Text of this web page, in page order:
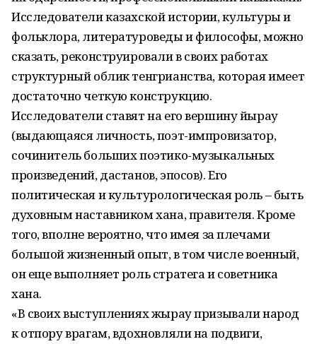
Исследователи казахской истории, культуры и
фольклора, литературоведы и философы, можно
сказать, реконструировали в своих работах
структурный облик тенгрианства, которая имеет
достаточно четкую конструкцию.
Исследователи ставят на его вершину йырау
(выдающаяся личность, поэт-импровизатор,
сочинитель больших поэтико-музыкальных
произведений, дастанов, эпосов). Его
политическая и культурологическая роль – быть
духовным наставником хана, правителя. Кроме
того, вполне вероятно, что имея за плечами
большой жизненный опыт, в том числе военный,
он еще выполняет роль стратега и советника
хана.
«В своих выступлениях жырау призывали народ
к отпору врагам, вдохновляли на подвиги,